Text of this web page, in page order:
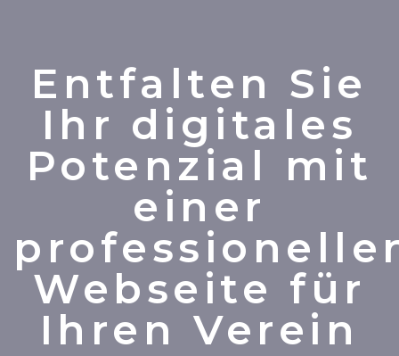
Entfalten Sie
Ihr digitales
Potenzial mit
einer
Webseite für
Ihren Verein